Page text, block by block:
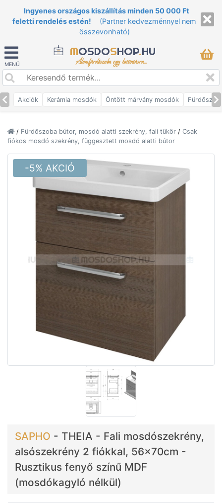
Ingyenes országos kiszállítás minden 50 000 Ft
feletti rendelés estén!
(Partner kedvezménnyel nem
összevonható)
MENÜ
MOSDOSHOP.HU
Álomfürdőszoba egy kattintásra...
Akciók Kerámia mosdók Öntött márvány mosdók
/ Fürdőszoba bútor, mosdó alatti szekrény, fali tükör / Csak
fiókos mosdó szekrény, függesztett mosdó alatti bútor
-5% AKCIÓ
SAPHO - THEIA - Fali mosdószekrény,
alsószekrény 2 fiókkal, 56x70cm -
Rusztikus fenyő színű MDF
(mosdókagyló nélkül)